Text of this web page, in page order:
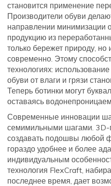
становится применение
Производители обуви
направлении минимизации
продукцию из
только бережет природу, но
современно. Этому
технологиях:
обуви от влаги и грязи
Теперь ботинки могут
оставаясь
Современные инновации
семимильными шагами. 3D-
создавать подошвы любой
гораздо удобнее и более
индивидуальным
технология FlexCraft,
последнее время, дает